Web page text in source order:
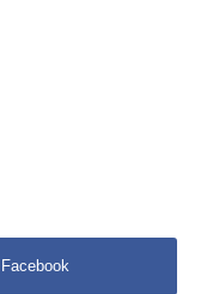
Facebook